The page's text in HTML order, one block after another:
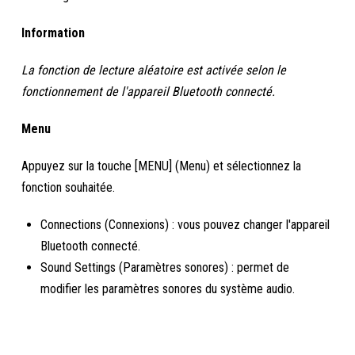
Information
La fonction de lecture aléatoire est activée selon le
fonctionnement de l'appareil Bluetooth connecté.
Menu
Appuyez sur la touche [MENU] (Menu) et sélectionnez la
fonction souhaitée.
Connections (Connexions) : vous pouvez changer l'appareil
Bluetooth connecté.
Sound Settings (Paramètres sonores) : permet de
modifier les paramètres sonores du système audio.